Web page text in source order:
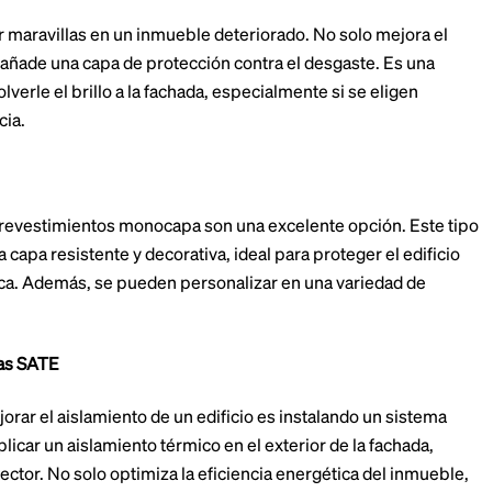
maravillas en un inmueble deteriorado. No solo mejora el
una capa de protección contra el desgaste. Es una
el brillo a la fachada, especialmente si se eligen
monocapa son una excelente opción. Este tipo
resistente y decorativa, ideal para proteger el edificio
Además, se pueden personalizar en una variedad de
SATE
el aislamiento de un edificio es instalando un sistema
un aislamiento térmico en el exterior de la fachada,
No solo optimiza la eficiencia energética del inmueble,